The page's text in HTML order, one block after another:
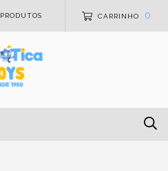
PRODUTOS CARRINHO 0